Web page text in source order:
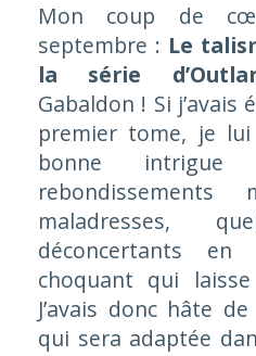
Mon coup de
septembre : Le
la série
Gabaldon ! Si
premier tome, je lui
bonne intrigue
maladresses,
déconcertants
choquant qui
J’avais donc hâte
qui sera adaptée